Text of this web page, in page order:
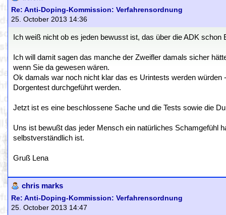
Re: Anti-Doping-Kommission: Verfahrensordnung
25. October 2013 14:36
Ich weiß nicht ob es jeden bewusst ist, das über die ADK
Ich will damit sagen das manche der Zweifler damals sicher
wenn Sie da gewesen wären.
Ok damals war noch nicht klar das es Urintests werden
Dorgentest durchgeführt werden.
Jetzt ist es eine beschlossene Sache und die Tests sowie die
Uns ist bewußt das jeder Mensch ein natürliches Schamgefühl
selbstverständlich ist.
Gruß Lena
chris marks
Re: Anti-Doping-Kommission: Verfahrensordnung
25. October 2013 14:47